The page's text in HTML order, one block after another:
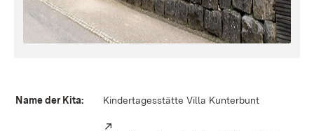
Name der Kita: Kindertagesstätte Villa Kunterbunt